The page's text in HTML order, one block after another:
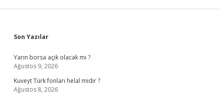
Sidebar
Son Yazılar
Yarın borsa açık olacak mı ?
Ağustos 9, 2026
Kuveyt Türk fonları helal midir ?
Ağustos 8, 2026